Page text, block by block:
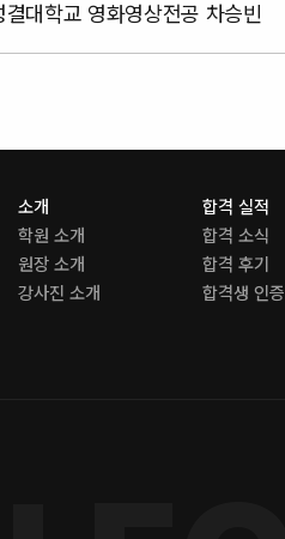
대학교 영화영상전공 차승빈
소개
학원 소개
원장 소개
강사진 소개
합격 실적
합격 소식
합격 후기
합격생 인증